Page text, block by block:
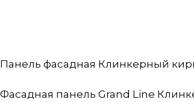
Панель фасадная Клинкерный
Фасадная панель Grand Line